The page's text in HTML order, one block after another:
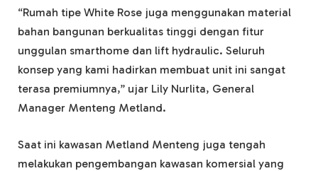
“Rumah tipe White Rose juga menggunakan material
bahan bangunan berkualitas tinggi dengan fitur
unggulan smarthome dan lift hydraulic. Seluruh
konsep yang kami hadirkan membuat unit ini sangat
terasa premiumnya,” ujar Lily Nurlita, General
Manager Menteng Metland.
Saat ini kawasan Metland Menteng juga tengah
melakukan pengembangan kawasan komersial yang